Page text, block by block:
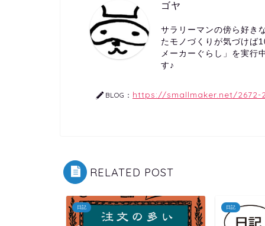
ゴヤ
サラリーマンの傍ら好き
たモノづくりが気づけば
メーカーぐらし」を実行
す♪
BLOG： https://smallmaker.net/2672-
RELATED POST
日記 日記